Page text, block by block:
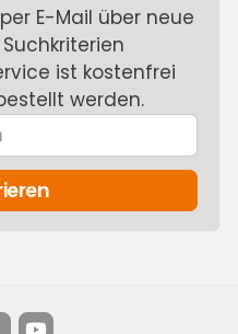
E-Mail über neue
ist kostenfrei
werden.